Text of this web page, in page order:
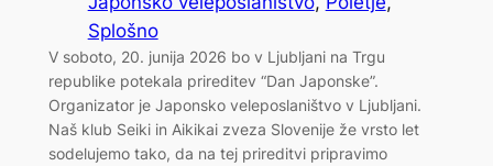
Splošno
V soboto, 20. junija 2026 bo v Ljubljani na Trgu
republike potekala prireditev “Dan Japonske”.
Organizator je Japonsko veleposlaništvo v Ljubljani.
Naš klub Seiki in Aikikai zveza Slovenije že vrsto let
sodelujemo tako, da na tej prireditvi pripravimo